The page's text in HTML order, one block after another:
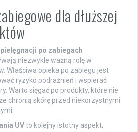
dla dłuższej
po zabiegach
niezwykle ważną rolę w
Właściwa opieka po zabiegu jest
ryzyko podrażnień i wspierać
Warto sięgać po produkty, które nie
chronią skórę przed niekorzystnymi
UVto kolejny istotny aspekt,